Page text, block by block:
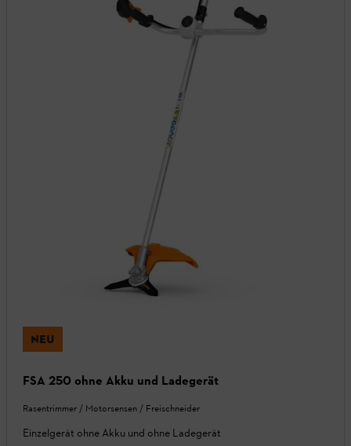
NEU
FSA 250 ohne Akku und Ladegerät
Rasentrimmer / Motorsensen / Freischneider
Einzelgerät ohne Akku und ohne Ladegerät